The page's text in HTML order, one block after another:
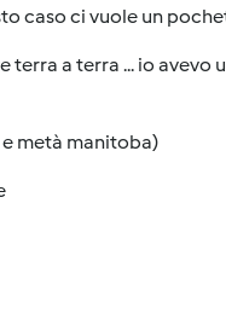
caso ci vuole un
terra a terra ... io avevo
metà manitoba)